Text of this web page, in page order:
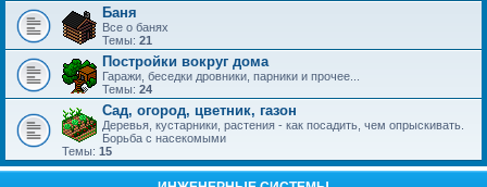
Баня
Все о банях
Темы: 21
Постройки вокруг дома
Гаражи, беседки дровники, парники и прочее...
Темы: 24
Сад, огород, цветник, газон
Деревья, кустарники, растения - как посадить, чем опрыскивать.
Борьба с насекомыми
Темы: 15